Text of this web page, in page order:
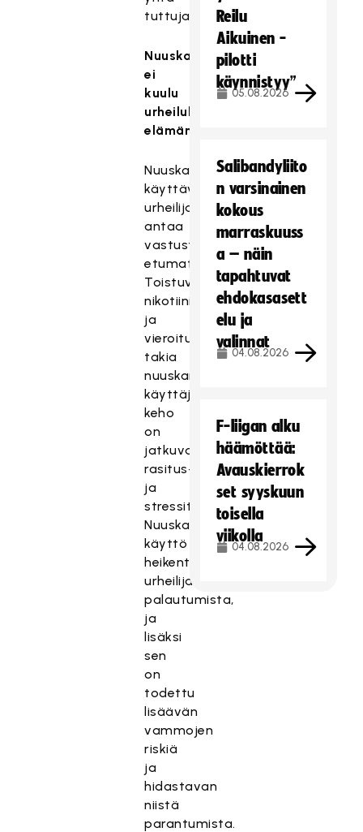
tuttuja.
Nuuska
ei
kuulu
urheilullisiin
elämäntapoihin
Nuuskaa
käyttävä
urheilija
antaa
vastustajalleen
etumatkaa.
Toistuvien
nikotiiniannosten
ja
vieroitusoireiden
takia
nuuskan
käyttäjän
keho
on
jatkuvassa
rasitus-
ja
stressitilassa.
Nuuskan
käyttö
heikentää
urheilijan
palautumista,
ja
lisäksi
sen
on
todettu
lisäävän
vammojen
riskiä
ja
hidastavan
niistä
parantumista.
Reilu
Aikuinen -
pilotti
käynnistyy”
05.08.2026
Salibandyliito
n varsinainen
kokous
marraskuuss
a – näin
tapahtuvat
ehdokasasett
elu ja
valinnat
04.08.2026
F-liigan alku
häämöttää:
Avauskierrok
set syyskuun
toisella
viikolla
04.08.2026